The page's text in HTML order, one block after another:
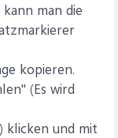
man die
kopieren.
(Es wird
klicken und mit